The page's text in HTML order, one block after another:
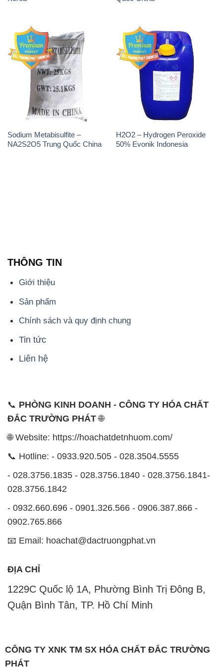
Sodium Metabisulfite –
NA2S2O5 Trung Quốc China
H2O2 – Hydrogen Peroxide
50% Evonik Indonesia
THÔNG TIN
Giới thiệu
Sản phẩm
Chính sách và quy định chung
Tin tức
Liên hệ
📞 PHÒNG KINH DOANH - CÔNG TY HÓA CHẤT
ĐẮC TRƯỜNG PHÁT🌐
🌐 Website: https://hoachatdetnhuom.com/
📞 Hotline: - 0933.920.505 - 028.3504.5555
- 028.3756.1835 - 028.3756.1840 - 028.3756.1841-
028.3756.1842
- 0932.660.696 - 0901.326.566 - 0906.387.866 -
0902.765.866
📧 Email: hoachat@dactruongphat.vn
ĐỊA CHỈ
1229C Quốc lộ 1A, Phường Bình Trị Đông B,
Quận Bình Tân, TP. Hồ Chí Minh
CÔNG TY XNK TM SX HÓA CHẤT ĐẮC TRƯỜNG
PHÁT